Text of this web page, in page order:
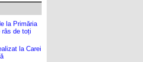
la Primăria
râs de toți
la Carei